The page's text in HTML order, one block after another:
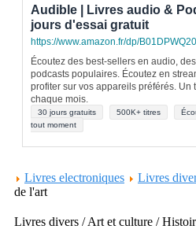
Audible | Livres audio &
jours d'essai gratuit
https://www.amazon.fr/dp/
Écoutez des best-sellers en audio,
podcasts populaires. Écoutez en
profiter sur vos appareils préférés. Un
chaque mois.
30 jours gratuits 500K+ titres
tout moment
Livres electroniques Livres
de l'art
Livres divers / Art et culture /